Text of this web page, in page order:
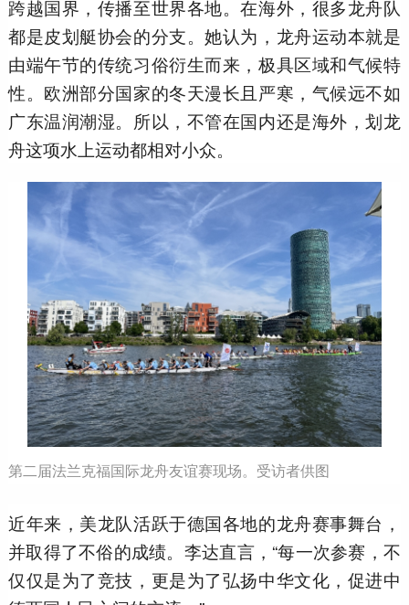
跨越国界，传播至世界各地。在海外，很多龙舟队
都是皮划艇协会的分支。她认为，龙舟运动本就是
由端午节的传统习俗衍生而来，极具区域和气候特
性。欧洲部分国家的冬天漫长且严寒，气候远不如
广东温润潮湿。所以，不管在国内还是海外，划龙
舟这项水上运动都相对小众。
第二届法兰克福国际龙舟友谊赛现场。受访者供图
近年来，美龙队活跃于德国各地的龙舟赛事舞台，
并取得了不俗的成绩。李达直言，“每一次参赛，不
仅仅是为了竞技，更是为了弘扬中华文化，促进中